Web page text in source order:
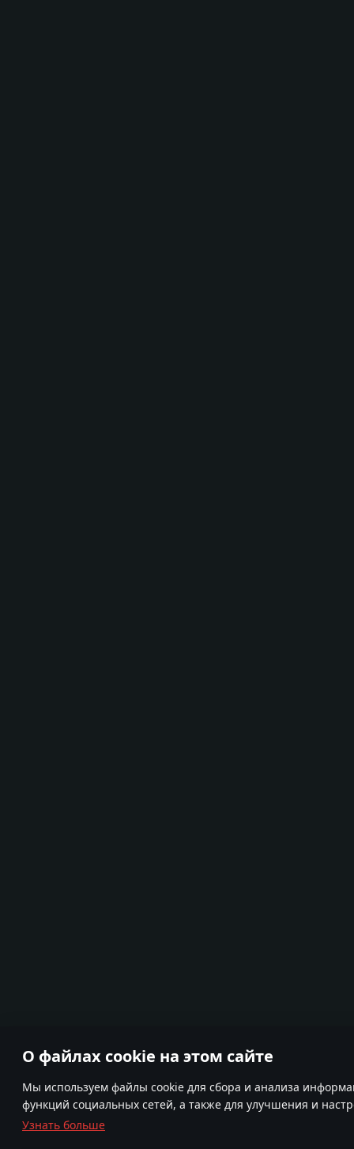
О файлах cookie на этом сайте
Мы используем файлы cookie для сбора и анализа
функций социальных сетей, а также для улучшения и
Узнать больше